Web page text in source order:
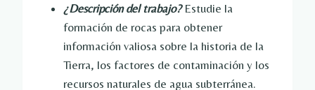
¿Descripción del trabajo?Estudie la
formación de rocas para obtener
información valiosa sobre la historia de la
Tierra, los factores de contaminación y los
recursos naturales de agua subterránea.